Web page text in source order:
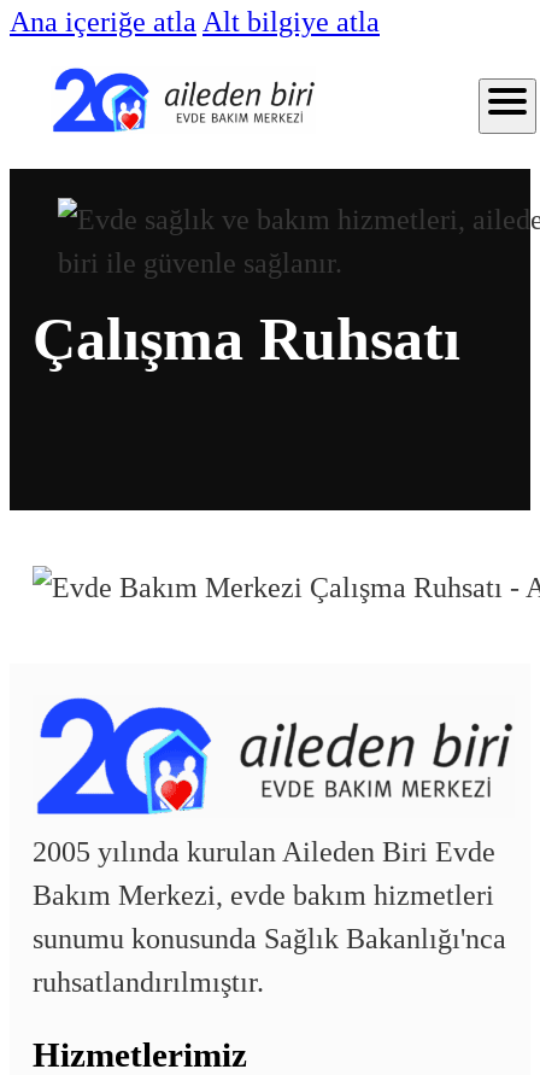
Ana içeriğe atla Alt bilgiye atla
Çalışma Ruhsatı
2005 yılında kurulan Aileden Biri Evde
Bakım Merkezi, evde bakım hizmetleri
sunumu konusunda Sağlık Bakanlığı'nca
ruhsatlandırılmıştır.
Hizmetlerimiz